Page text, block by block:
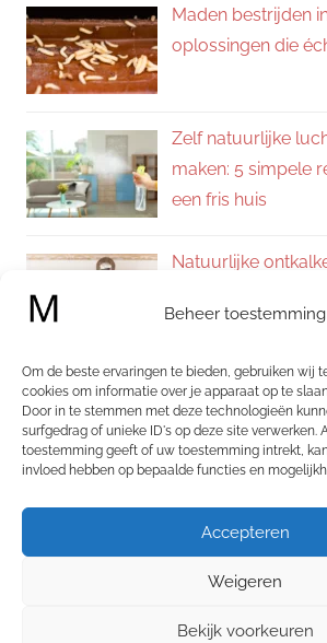
Beheer toestemming
Om de beste ervaringen te bieden, gebruiken wij
cookies om informatie over je apparaat op te
Door in te stemmen met deze technologieën
surfgedrag of unieke ID's op deze site verwerken.
toestemming geeft of uw toestemming intrekt,
invloed hebben op bepaalde functies en
Accepteren
Weigeren
Bekijk voorkeuren
Maden bestrijden
oplossingen die
Zelf natuurlijke
maken: 5 simpele
een fris huis
Natuurlijke
kalkvrij huis
Zelf allesreiniger
natuurlijke
schoon en fris huis